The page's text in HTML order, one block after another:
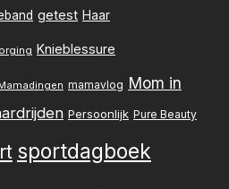
getest Haar
Knieblessure
mamavlog Mom in
Persoonlijk Pure Beauty
sportdagboek